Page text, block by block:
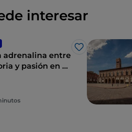
interesar
Me gusta
adrenalina entre
y pasión en el